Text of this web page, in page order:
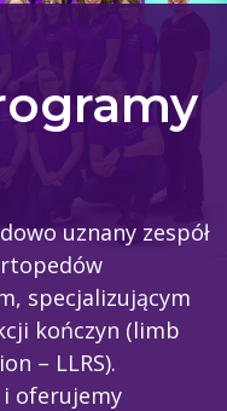
uznany zespół
specjalizującym
kończyn (limb
– LLRS).
i oferujemy